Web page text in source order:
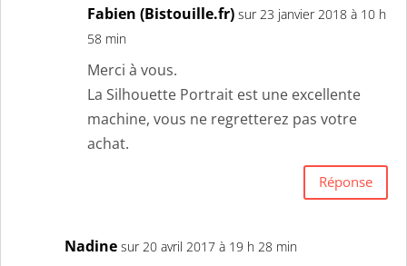
Fabien (Bistouille.fr) sur 23 janvier 2018 à 10 h
58 min
Merci à vous.
La Silhouette Portrait est une excellente
machine, vous ne regretterez pas votre
achat.
Réponse
Nadine sur 20 avril 2017 à 19 h 28 min